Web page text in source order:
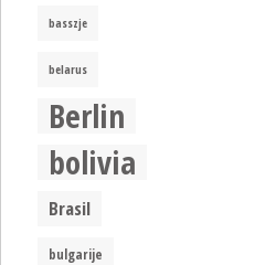
basszje
belarus
Berlin
bolivia
Brasil
bulgarije